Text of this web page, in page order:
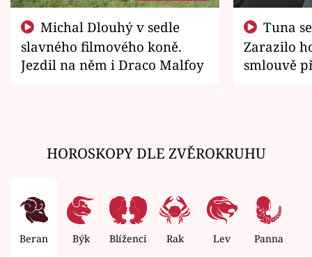
slavného filmového koně.
Jezdil na něm i Draco Malfoy
Zarazilo
smlouvě
HOROSKOPY DLE ZVĚROKRUHU
Beran Býk Blíženci Rak Lev Panna